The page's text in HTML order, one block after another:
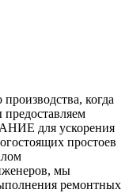
когда
для ускорения
простоев
мы
ремонтных